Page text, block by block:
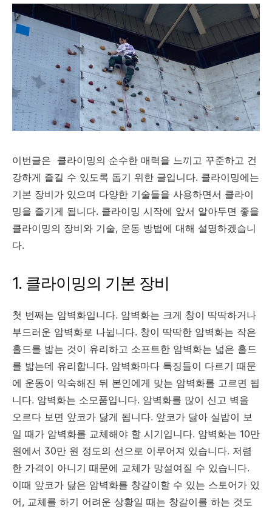
이번글은 클라이밍의 순수한 매력을 느끼고 꾸준하고 건
강하게 즐길 수 있도록 돕기 위한 글입니다. 클라이밍에는
기본 장비가 있으며 다양한 기술들을 사용하면서 클라이
밍을 즐기게 됩니다. 클라이밍 시작에 앞서 알아두면 좋을
클라이밍의 장비와 기술, 운동 방법에 대해 설명하겠습니
다.
1. 클라이밍의 기본 장비
첫 번째는 암벽화입니다. 암벽화는 크게 창이 딱딱하거나
부드러운 암벽화로 나뉩니다. 창이 딱딱한 암벽화는 작은
홀드를 밟는 것이 유리하고 소프트한 암벽화는 넓은 홀드
를 밟는데 유리합니다. 암벽화마다 특징들이 다르기 때문
에 운동이 익숙해진 뒤 본인에게 맞는 암벽화를 고르면 됩
니다. 암벽화는 소모품입니다. 암벽화를 많이 신고 벽을
오르다 보면 앞코가 닳게 됩니다. 앞코가 닳아 실밥이 보
일 때가 암벽화를 교체해야 할 시기입니다. 암벽화는 10만
원에서 30만 원 정도의 선으로 이루어져 있습니다. 저렴
한 가격이 아니기 때문에 교체가 망설여질 수 있습니다.
이때 앞코가 닳은 암벽화를 창갈이할 수 있는 스토어가 있
어, 교체를 하기 어려운 상황일 때는 창갈이를 하는 것도